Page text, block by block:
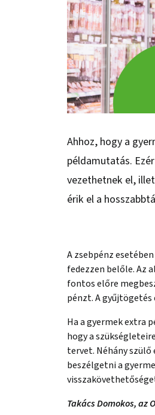
Ahhoz, hogy a
példamutatás.
vezethetnek el,
érik el a
A zsebpénz
fedezzen belőle. Az
fontos előre
pénzt. A gyűjtögetés
Ha a gyermek extra
hogy a
tervet. Néhány
beszélgetni a
Takács Domokos,